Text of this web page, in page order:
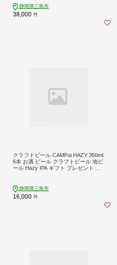
な重 うな丼 晩ごはん 家族 惣菜 鰻重
贈り物 ギフト すみの坊 三島うなぎ
静岡うなぎ 静岡県 三島市
静岡県三島市
38,000 円
クラフトビール CAMPai HAZY 350ml
6本 お酒 ビール クラフトビール 地ビ
ール Hazy IPA ギフト プレゼント 父
ュー 静岡県三島市
静岡県三島市
16,000 円